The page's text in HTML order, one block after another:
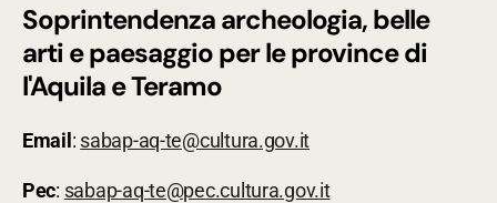
Soprintendenza archeologia, belle
arti e paesaggio per le province di
l'Aquila e Teramo
Email: sabap-aq-te@cultura.gov.it
Pec: sabap-aq-te@pec.cultura.gov.it